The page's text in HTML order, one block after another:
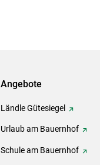
Angebote
Ländle Gütesiegel
Urlaub am Bauernhof
Schule am Bauernhof